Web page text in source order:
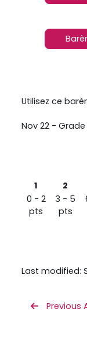
Utilisez ce
Nov 22 -
1 2
0 - 2
pts
3 - 5
pts
Last modified:
Previous